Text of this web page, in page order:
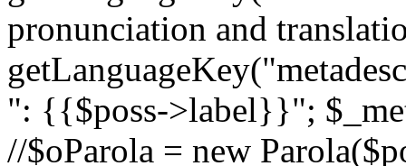
pronunciation and
": {{$poss->label}}";
//$oParola = new